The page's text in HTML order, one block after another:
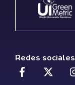
Redes sociales